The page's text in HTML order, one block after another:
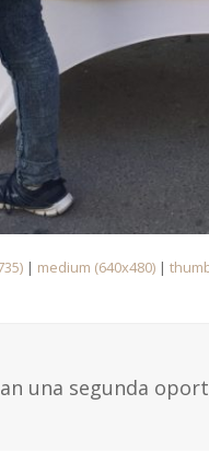
| medium (640x480) |
una segunda